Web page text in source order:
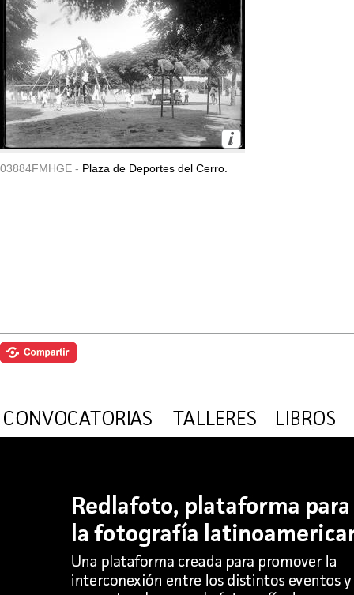
03884FMHGE - Plaza de Deportes del Cerro.